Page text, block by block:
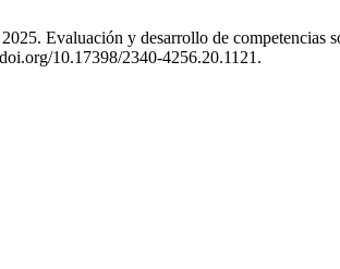
Evaluación y desarrollo de competencias
10.17398/2340-4256.20.1121.